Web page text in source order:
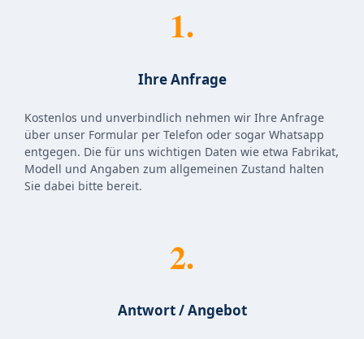
1.
Ihre Anfrage
Kostenlos und unverbindlich nehmen wir Ihre Anfrage
über unser Formular per Telefon oder sogar Whatsapp
entgegen. Die für uns wichtigen Daten wie etwa Fabrikat,
Modell und Angaben zum allgemeinen Zustand halten
Sie dabei bitte bereit.
2.
Antwort / Angebot